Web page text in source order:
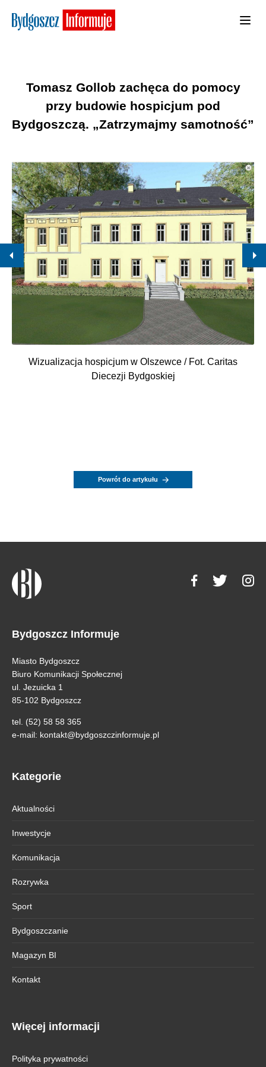
Tomasz Gollob zachęca do pomocy
przy budowie hospicjum pod
Bydgoszczą. „Zatrzymajmy samotność”
Wizualizacja hospicjum w Olszewce / Fot. Caritas
Diecezji Bydgoskiej
Powrót do artykułu
Bydgoszcz Informuje
Miasto Bydgoszcz
Biuro Komunikacji Społecznej
ul. Jezuicka 1
85-102 Bydgoszcz
tel. (52) 58 58 365
e-mail: kontakt@bydgoszczinformuje.pl
Kategorie
Aktualności
Inwestycje
Komunikacja
Rozrywka
Sport
Bydgoszczanie
Magazyn BI
Kontakt
Więcej informacji
Polityka prywatności